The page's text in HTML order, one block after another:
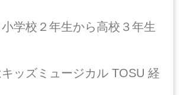
学校２年生から高校３年生
ッズミュージカル TOSU 経